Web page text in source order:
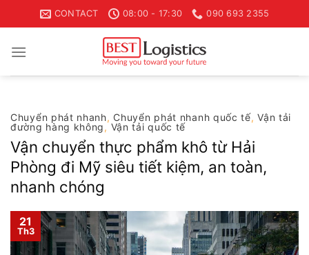
to
CONTACT 08:00 - 17:30 090 693 2355
Chuyển phát nhanh, Chuyển phát nhanh quốc tế,Vận tải
đường hàng không, Vận tải quốc tế
Vận chuyển thực phẩm khô từ Hải
Phòng đi Mỹ siêu tiết kiệm, an toàn,
nhanh chóng
21
Th3